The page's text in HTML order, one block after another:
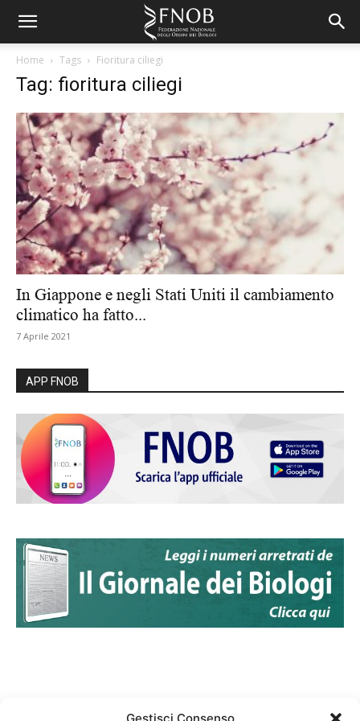
Home Tags Fioritura ciliegi
Tag: fioritura ciliegi
In Giappone e negli Stati Uniti il cambiamento
climatico ha fatto...
7 Aprile 2021
APP FNOB